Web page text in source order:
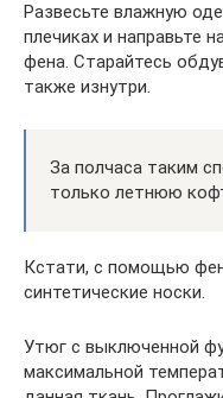
Развесьте влажную
плечиках и направьте
фена. Старайтесь
также изнутри.
За полчаса таким
только летнюю
Кстати, с помощью
синтетические носки.
Утюг с выключенной
максимальной